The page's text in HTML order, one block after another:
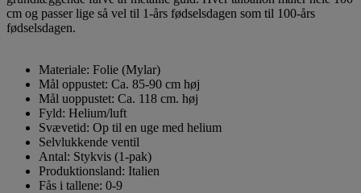
cm og passer lige så vel til 1-års fødselsdagen som til 100-års
fødselsdagen.
Materiale: Folie (Mylar)
Mål oppustet: Ca. 85-90 cm høj
Mål uoppustet: Ca. 118 cm. høj
Fyld: Helium/luft
Svævetid: Op til en uge med helium
Selvlukkende ventil
Antal: Stykvis (1-pak)
Produktionsland: Italien
Fås i tallene: 0-9